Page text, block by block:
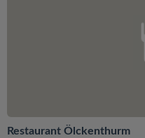
Restaurant Ölckenthurm